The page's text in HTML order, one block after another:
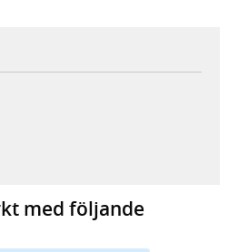
i ny flik, extern webbplats,
extern webbplats,
i ny flik, extern webbplats,
e-postklient,
med följande